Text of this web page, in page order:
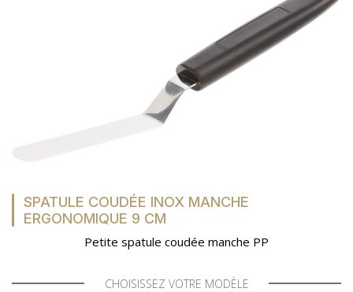
SPATULE COUDÉE INOX MANCHE
ERGONOMIQUE 9 CM
Petite spatule coudée manche PP
CHOISISSEZ VOTRE MODÈLE